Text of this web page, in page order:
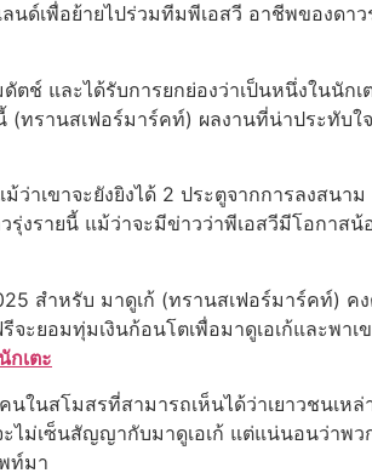
นด์เพื่อย้ายไปร่วมทีมพีเอสวี อาชีพของดา
ช์ และได้รับการยกย่องว่าเป็นหนึ่งในนัก
ทรานสเฟอร์มาร์คท์) ผลงานที่น่าประทับ
ว่าเขาจะยังยิงได้ 2 ประตูจากการลงสน
งรายนี้ แม้ว่าจะมีข่าวว่าพีเอสวีมีโอกาส
สําหรับ มาดูเก้ (ทรานสเฟอร์มาร์คท์) ค
ะยอมทุ่มเงินก้อนโตเพื่อมาดูเอเก้และพา
กเตะ
ในสโมสรที่สามารถเห็นได้ว่าเยาวชนเห
ไม่เซ็นสัญญากับมาดูเอเก้ แต่แน่นอนว่าพ
ท์มา